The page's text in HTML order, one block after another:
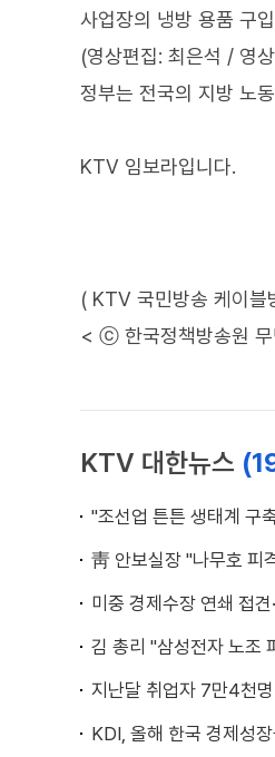
사업장의 냉방 용품 구
(영상편집: 최은석 / 영
정부는 전국의 지방 노
KTV 임보라입니다.
( KTV 국민방송 케이블
< ⓒ 한국정책방송원
KTV 대한뉴스
"조선업 튼튼 생태계 구
靑 안보실장 "나무호 피
미중 경제수장 연쇄 접견
김 총리 "삼성전자 노조
지난달 취업자 7만4천
KDI, 올해 한국 경제성